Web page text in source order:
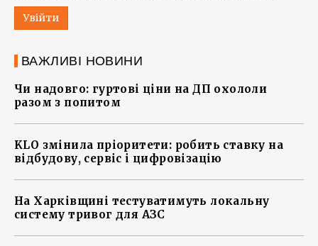
Увійти
ВАЖЛИВІ НОВИНИ
Чи надовго: гуртові ціни на ДП охололи
разом з попитом
KLO змінила пріоритети: робить ставку на
відбудову, сервіс і цифровізацію
На Харківщині тестуватимуть локальну
систему тривог для АЗС